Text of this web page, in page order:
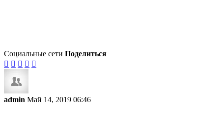
Социальные сети Поделиться
    
admin Май 14, 2019 06:46